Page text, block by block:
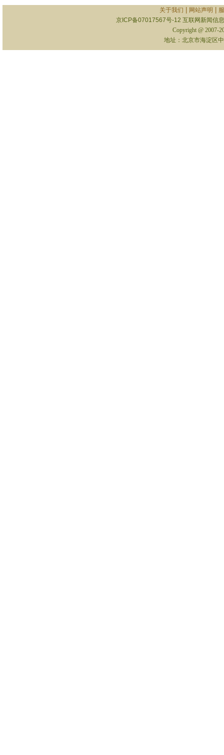
关于我们 网站声明
京ICP备07017567号-12 互联网新闻信
Copyright @ 2007-
地址：北京市海淀区